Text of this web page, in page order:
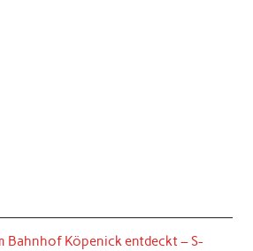
Bahnhof Köpenick entdeckt – S-